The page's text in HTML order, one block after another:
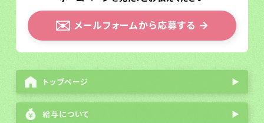
✉️ メールフォームから応募する →
トップページ ▶
給与について ▶